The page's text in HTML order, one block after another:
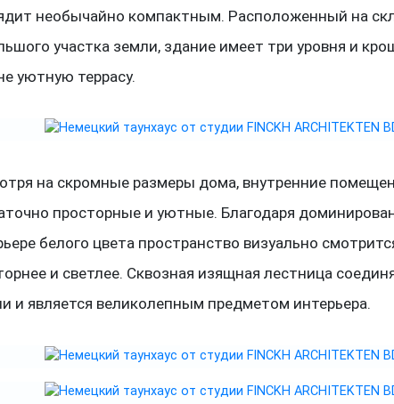
необычайно компактным. Расположенный на
участка земли, здание имеет три уровня и
уютную террасу.
на скромные размеры дома, внутренние
просторные и уютные. Благодаря
белого цвета пространство визуально
и светлее. Сквозная изящная лестница
и является великолепным предметом интерьера.